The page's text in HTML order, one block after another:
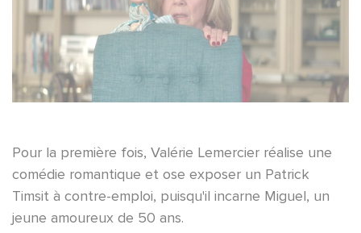
Pour la première fois, Valérie Lemercier réalise une
comédie romantique et ose exposer un Patrick
Timsit à contre-emploi, puisqu'il incarne Miguel, un
jeune amoureux de 50 ans.